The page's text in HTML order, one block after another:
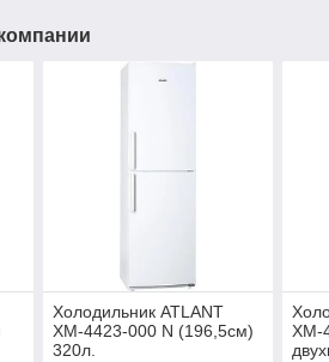
Холодильник ATLANT
ХМ-4423-000 N (196,5см)
320л.
ХМ-